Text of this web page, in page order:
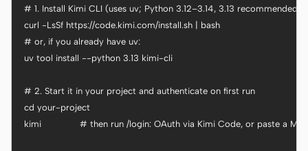
# 1. Install Kimi CLI (uses uv; Python 3.12–3.14, 3.13 recommended)
curl -LsSf https://code.kimi.com/install.sh | bash
# or, if you already have uv:
uv tool install --python 3.13 kimi-cli
# 2. Start it in your project and authenticate on first run
cd your-project
kimi              # then run /login: OAuth via Kimi Code, or paste a